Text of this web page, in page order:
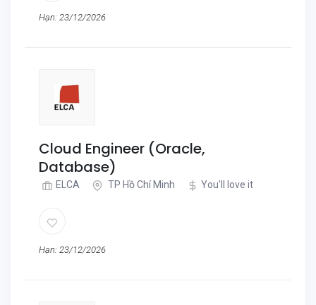
Hạn: 23/12/2026
Cloud Engineer (Oracle,
Database)
ELCA TP Hồ Chí Minh You'll love it
Hạn: 23/12/2026